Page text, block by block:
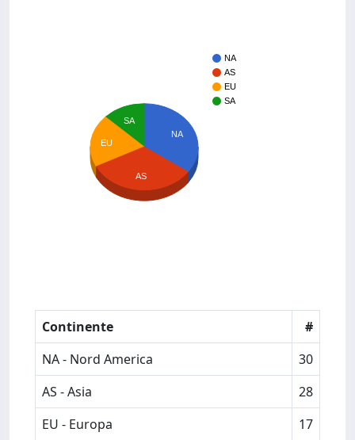
NA
AS
EU
SA
NA
SA
EU
AS
Continente
#
NA - Nord America
30
AS - Asia
28
EU - Europa
17